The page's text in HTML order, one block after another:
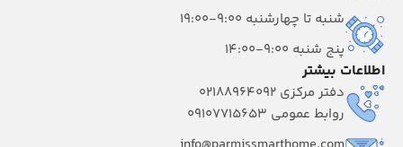
شنبه تا چهارشنبه 9:00-19:00
پنج شنبه 9:00-14:00
اطلاعات بیشتر
دفتر مرکزی 02188964092
روابط عمومی 09107715653